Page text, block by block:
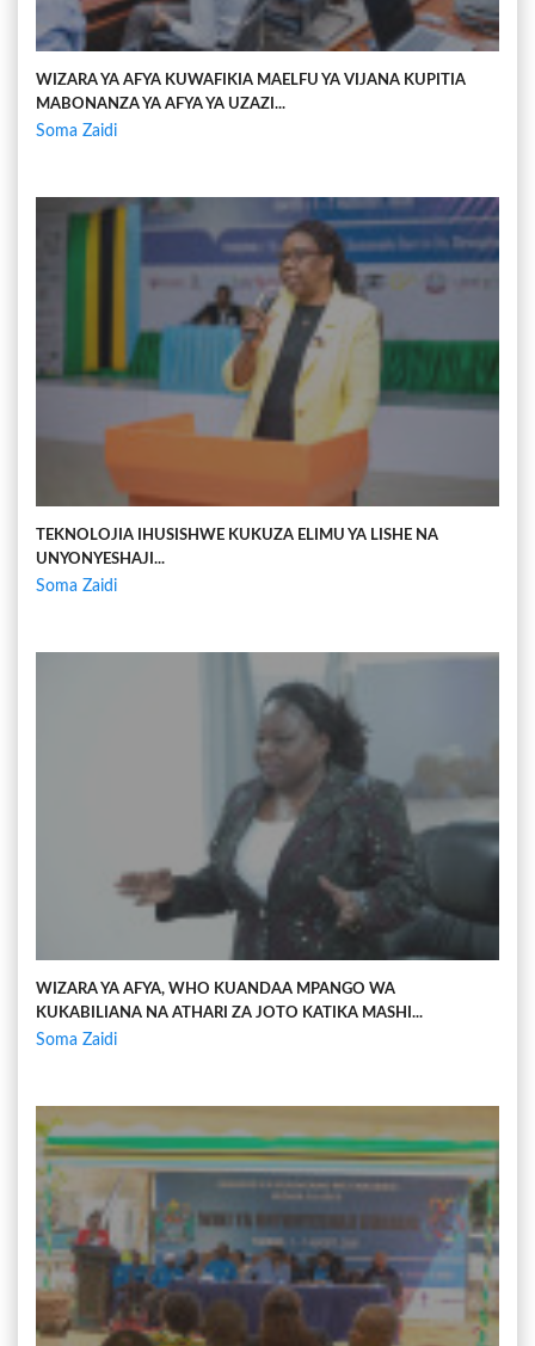
WIZARA YA AFYA KUWAFIKIA MAELFU YA VIJANA KUPITIA
MABONANZA YA AFYA YA UZAZI...
Soma Zaidi
TEKNOLOJIA IHUSISHWE KUKUZA ELIMU YA LISHE NA
UNYONYESHAJI...
Soma Zaidi
WIZARA YA AFYA, WHO KUANDAA MPANGO WA
KUKABILIANA NA ATHARI ZA JOTO KATIKA MASHI...
Soma Zaidi